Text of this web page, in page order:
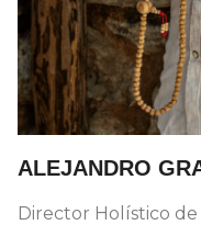
ALEJANDRO
Director Holístico